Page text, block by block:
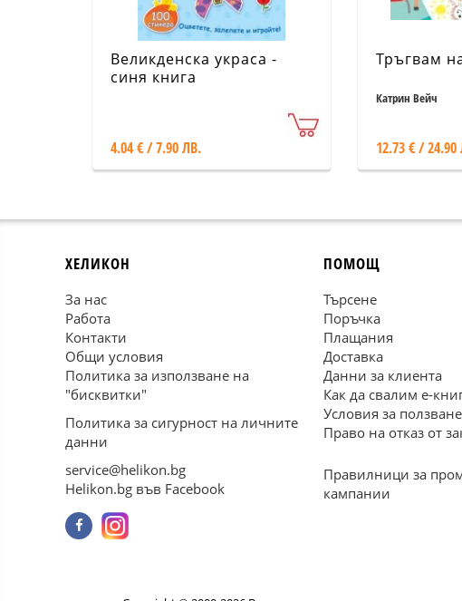
Великденска украса -
синя книга
4.04 € / 7.90 ЛВ.
Тръгвам
Катрин Вейч
12.73 € / 24.90
ХЕЛИКОН
За нас
Работа
Контакти
Общи условия
Политика за използване на
"бисквитки"
Политика за сигурност на личните
данни
service@helikon.bg
Helikon.bg във Facebook
ПОМОЩ
Търсене
Поръчка
Плащания
Доставка
Данни за клиента
Как да свалим е-
Условия за
Право на отказ от
Правилници за
кампании